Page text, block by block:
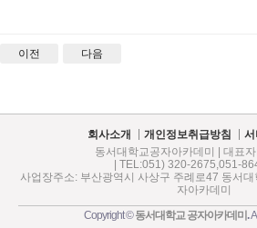
이전 다음
회사소개 개인정보취급방침
동서대학교공자아카데미 | 대표
| TEL:051) 320-2675,051-
사업장주소: 부산광역시 사상구 주례로47 동서
자아카데미
Copyright ©동서대학교 공자아카데미 .